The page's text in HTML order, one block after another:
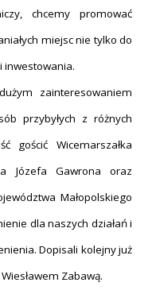
chcemy promować
miejsc nie tylko do
inwestowania.
zainteresowaniem
przybyłych z różnych
gościć Wicemarszałka
Józefa Gawrona oraz
Małopolskiego
dla naszych działań i
Dopisali kolejny już
Zabawą.